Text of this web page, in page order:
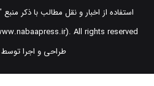
All rights reserved
طراحی و اجرا